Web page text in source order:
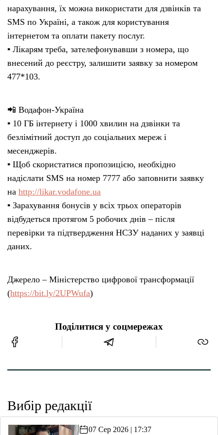
нарахування, їх можна використати для дзвінків та
SMS по Україні, а також для користування
інтернетом та оплати пакету послуг.
▪️ Лікарям треба, зателефонувавши з номера, що
внесений до реєстру, залишити заявку за номером
477*103.
📲 Водафон-Україна
▪️ 10 ГБ інтернету і 1000 хвилин на дзвінки та
безлімітний доступ до соціальних мереж і
месенджерів.
▪️ Щоб скористатися пропозицією, необхідно
надіслати SMS на номер 7777 або заповнити заявку
на http://likar.vodafone.ua
▪️ Зарахування бонусів у всіх трьох операторів
відбудеться протягом 5 робочих днів – після
перевірки та підтвердження НСЗУ наданих у заявці
даних.
Джерело – Міністерство цифрової трансформації
(https://bit.ly/2UPWufa)
Поділитися у соцмережах
Вибір редакції
07 Сер 2026 | 17:37